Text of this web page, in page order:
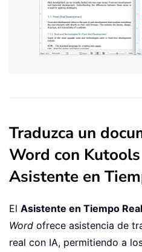
Traduzca un
Word con
Asistente en
El Asistente en Tiempo Real
Word ofrece asistencia de
real con IA, permitiendo a